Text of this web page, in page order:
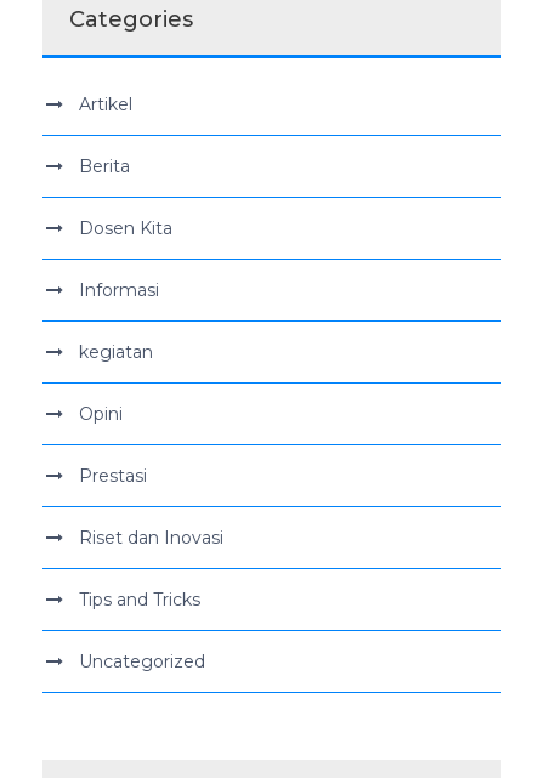
Categories
Artikel
Berita
Dosen Kita
Informasi
kegiatan
Opini
Prestasi
Riset dan Inovasi
Tips and Tricks
Uncategorized